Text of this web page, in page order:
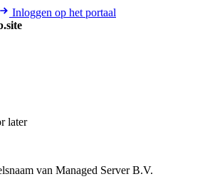
Inloggen op het portaal
later
van Managed Server B.V.